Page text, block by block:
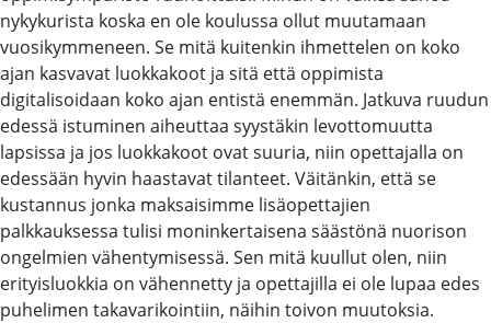
nykykurista koska en ole koulussa ollut muutamaan
vuosikymmeneen. Se mitä kuitenkin ihmettelen on koko
ajan kasvavat luokkakoot ja sitä että oppimista
digitalisoidaan koko ajan entistä enemmän. Jatkuva ruudun
edessä istuminen aiheuttaa syystäkin levottomuutta
lapsissa ja jos luokkakoot ovat suuria, niin opettajalla on
edessään hyvin haastavat tilanteet. Väitänkin, että se
kustannus jonka maksaisimme lisäopettajien
palkkauksessa tulisi moninkertaisena säästönä nuorison
ongelmien vähentymisessä. Sen mitä kuullut olen, niin
erityisluokkia on vähennetty ja opettajilla ei ole lupaa edes
puhelimen takavarikointiin, näihin toivon muutoksia.